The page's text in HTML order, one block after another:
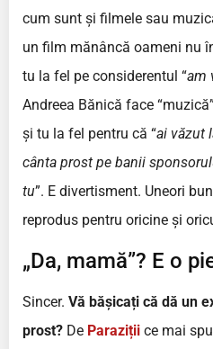
cum sunt și filmele sau
un film mănâncă oameni nu
tu la fel pe considerentul “am
Andreea Bănică face
și tu la fel pentru că “ai văzut
cânta prost pe banii
tu”. E divertisment. Uneori
reprodus pentru oricine și
„Da, mamă”? E o
Sincer. Vă bășicați că dă un
prost? De Paraziții ce mai